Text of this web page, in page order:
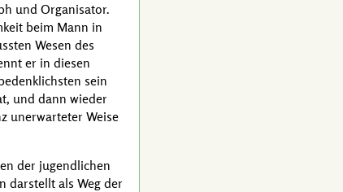
und Organisator.
beim Mann in
Wesen des
er in diesen
sein
und dann wieder
unerwarteter Weise
der jugendlichen
darstellt als Weg der